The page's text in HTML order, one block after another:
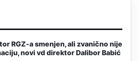
RGZ-a smenjen, ali zvanično nije
novi vd direktor Dalibor Babić